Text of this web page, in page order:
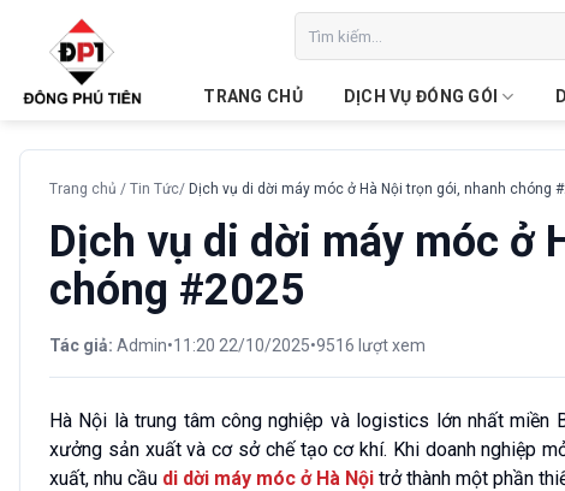
dung
kiếm:
TRANG CHỦ DỊCH VỤ ĐÓNG GÓI
Trang chủ / Tin Tức/ Dịch vụ di dời máy móc ở Hà Nội trọn gói, nhanh chóng
Dịch vụ di dời máy móc ở
chóng #2025
Tác giả: Admin•11:20 22/10/2025•9516 lượt xem
Hà Nội là trung tâm công nghiệp và logistics lớn nhất miền
xưởng sản xuất và cơ sở chế tạo cơ khí. Khi doanh nghiệp
xuất, nhu cầu di dời máy móc ở Hà Nội trở thành một phần